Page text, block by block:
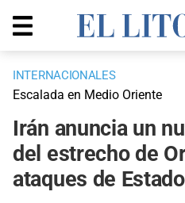
INTERNACIONALES
Escalada en Medio Oriente
Irán anuncia un
del estrecho de
ataques de